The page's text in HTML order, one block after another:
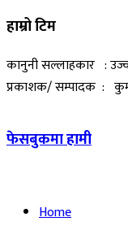
हाम्रो टिम
कानुनी सल्लाहकार :
प्रकाशक/ सम्पादक :
फेसबुकमा हामी
Home